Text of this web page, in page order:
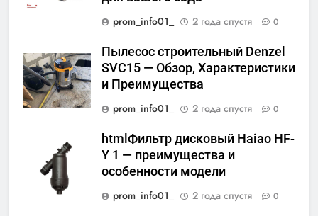
prom_info01_
2 года спустя 0
Пылесос строительный Denzel
SVC15 — Обзор, Характеристики
и Преимущества
prom_info01_
2 года спустя 0
htmlФильтр дисковый Haiao HF-
Y 1 — преимущества и
особенности модели
prom_info01_
2 года спустя 0